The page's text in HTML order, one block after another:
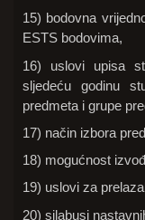
15) bodovna
ESTS bodovima,
16) uslovi upisa
sljedeću godinu
predmeta i grupe
17) način izbora
18) mogućnost
19) uslovi za
20) silabusi